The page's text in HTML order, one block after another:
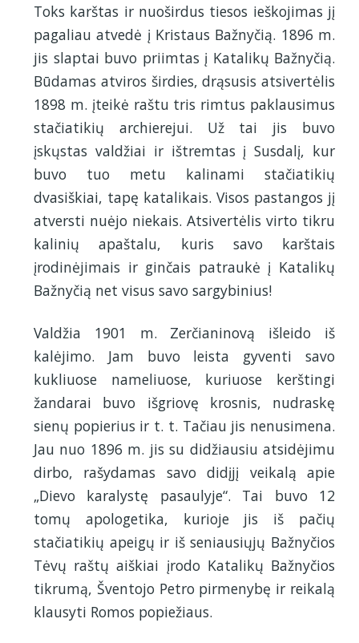
Toks karštas ir nuoširdus tiesos ieškojimas jį
pagaliau atvedė į Kristaus Bažnyčią. 1896 m.
jis slaptai buvo priimtas į Katalikų Bažnyčią.
Būdamas atviros širdies, drąsusis atsivertėlis
1898 m. įteikė raštu tris rimtus paklausimus
stačiatikių archierejui. Už tai jis buvo
įskųstas valdžiai ir ištremtas į Susdalį, kur
buvo tuo metu kalinami stačiatikių
dvasiškiai, tapę katalikais. Visos pastangos jį
atversti nuėjo niekais. Atsivertėlis virto tikru
kalinių apaštalu, kuris savo karštais
įrodinėjimais ir ginčais patraukė į Katalikų
Bažnyčią net visus savo sargybinius!
Valdžia 1901 m. Zerčianinovą išleido iš
kalėjimo. Jam buvo leista gyventi savo
kukliuose nameliuose, kuriuose kerštingi
žandarai buvo išgriovę krosnis, nudraskę
sienų popierius ir t. t. Tačiau jis nenusimena.
Jau nuo 1896 m. jis su didžiausiu atsidėjimu
dirbo, rašydamas savo didįjį veikalą apie
„Dievo karalystę pasaulyje“. Tai buvo 12
tomų apologetika, kurioje jis iš pačių
stačiatikių apeigų ir iš seniausiųjų Bažnyčios
Tėvų raštų aiškiai įrodo Katalikų Bažnyčios
tikrumą, Šventojo Petro pirmenybę ir reikalą
klausyti Romos popiežiaus.